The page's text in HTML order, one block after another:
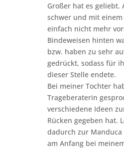
Großer hat es geliebt.
schwer und mit
einfach nicht mehr
Bindeweisen hinten
bzw. haben zu sehr
gedrückt, sodass für
dieser Stelle endete.
Bei meiner Tochter
Trageberaterin
verschiedene Ideen
Rücken gegeben hat.
dadurch zur
am Anfang bei